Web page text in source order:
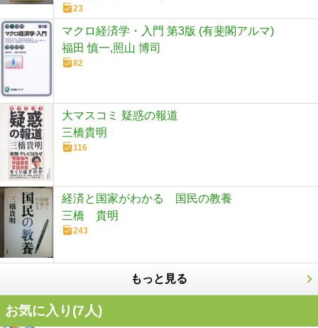
23
マクロ経済学・入門 第3版 (有斐閣アルマ)
福田 慎一,照山 博司
82
大マスコミ 疑惑の報道
三橋貴明
116
経済と国家がわかる 国民の教養
三橋 貴明
243
もっと見る
お気に入り(7人)